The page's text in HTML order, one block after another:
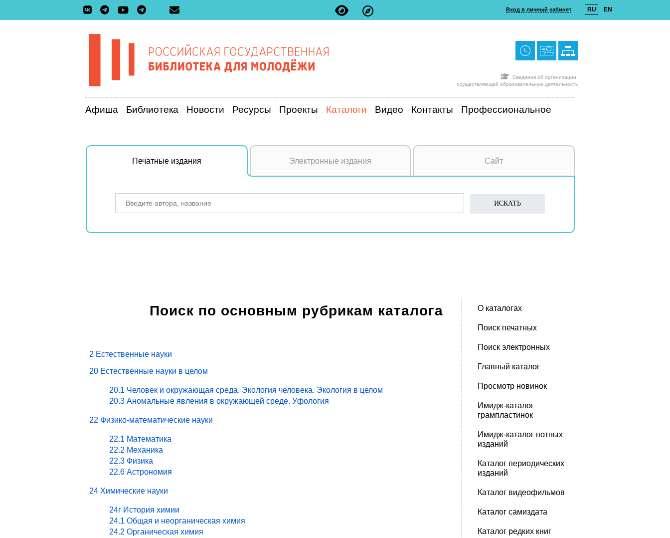
Вход в личный кабинет RU EN
Сведения об организации,
осуществляющей образовательную деятельность
Афиша Библиотека Новости Ресурсы Проекты Каталоги Видео Контакты Профессиональное
Печатные издания Электронные издания Сайт
Поиск по основным рубрикам каталога
2 Естественные науки
20 Естественные науки в целом
20.1 Человек и окружающая среда. Экология человека. Экология в целом
20.3 Аномальные явления в окружающей среде. Уфология
22 Физико-математические науки
22.1 Математика
22.2 Механика
22.3 Физика
22.6 Астрономия
24 Химические науки
24г История химии
24.1 Общая и неорганическая химия
24.2 Органическая химия
О каталогах
Поиск печатных
Поиск электронных
Главный каталог
Просмотр новинок
Имидж-каталог
грампластинок
Имидж-каталог нотных
изданий
Каталог периодических
изданий
Каталог видеофильмов
Каталог самиздата
Каталог редких книг